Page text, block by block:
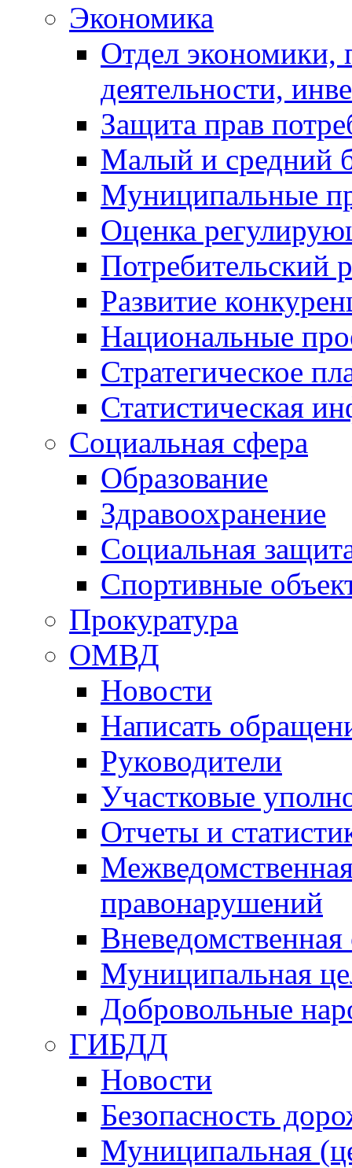
Экономика
Отдел экономики,
деятельности,
Защита прав
Малый и средний
Муниципальные
Оценка
Потребительский
Развитие
Национальные
Стратегическое
Статистическая
Социальная сфера
Образование
Здравоохранение
Социальная
Спортивные
Прокуратура
ОМВД
Новости
Написать
Руководители
Участковые
Отчеты и
правонарушений
Вневедомственная
Муниципальная
Добровольные
ГИБДД
Новости
Безопасность
Муниципальная